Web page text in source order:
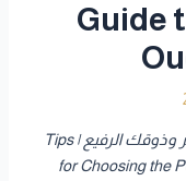
Guide
نصائح لاختيار العطر المثالي يناسب أجواء قطر وذوقك الرفيع | Tips
for Choosing the